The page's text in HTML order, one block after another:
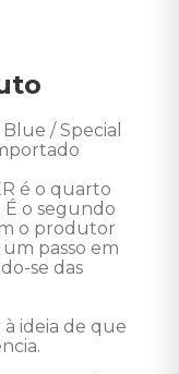
/ Special
é o quarto
o segundo
o produtor
passo em
se das
ideia de que